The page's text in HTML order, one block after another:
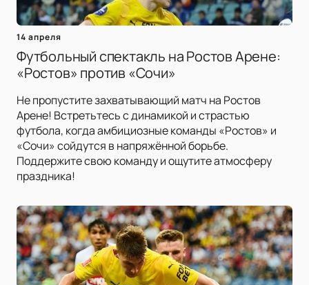
14 апреля
Футбольный спектакль на Ростов Арене:
«Ростов» против «Сочи»
Не пропустите захватывающий матч на Ростов
Арене! Встретьтесь с динамикой и страстью
футбола, когда амбициозные команды «Ростов» и
«Сочи» сойдутся в напряжённой борьбе.
Поддержите свою команду и ощутите атмосферу
праздника!